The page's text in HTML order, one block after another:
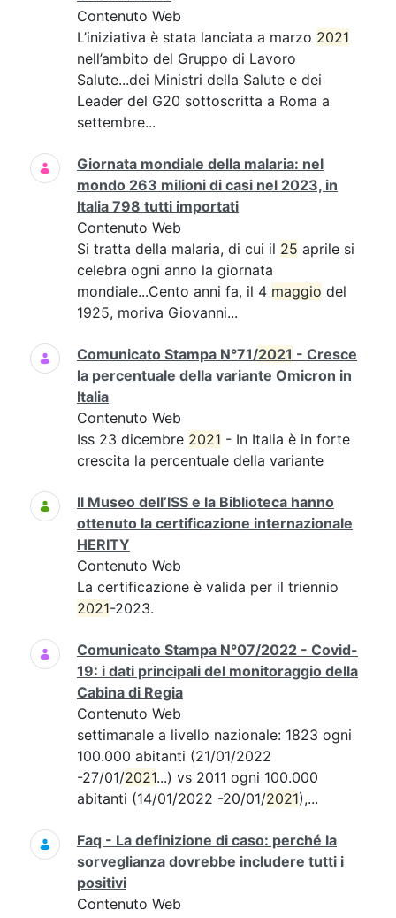
Contenuto Web
L’iniziativa è stata lanciata a marzo 2021
nell’ambito del Gruppo di Lavoro
Salute...dei Ministri della Salute e dei
Leader del G20 sottoscritta a Roma a
settembre...
Giornata mondiale della malaria: nel
mondo 263 milioni di casi nel 2023, in
Italia 798 tutti importati
Contenuto Web
Si tratta della malaria, di cui il 25 aprile si
celebra ogni anno la giornata
mondiale...Cento anni fa, il 4 maggio del
1925, moriva Giovanni...
Comunicato Stampa N°71/2021 - Cresce
la percentuale della variante Omicron in
Italia
Contenuto Web
Iss 23 dicembre 2021 - In Italia è in forte
crescita la percentuale della variante
Il Museo dell’ISS e la Biblioteca hanno
ottenuto la certificazione internazionale
HERITY
Contenuto Web
La certificazione è valida per il triennio
2021-2023.
Comunicato Stampa N°07/2022 - Covid-
19: i dati principali del monitoraggio della
Cabina di Regia
Contenuto Web
settimanale a livello nazionale: 1823 ogni
100.000 abitanti (21/01/2022
-27/01/2021...) vs 2011 ogni 100.000
abitanti (14/01/2022 -20/01/2021),...
Faq - La definizione di caso: perché la
sorveglianza dovrebbe includere tutti i
positivi
Contenuto Web